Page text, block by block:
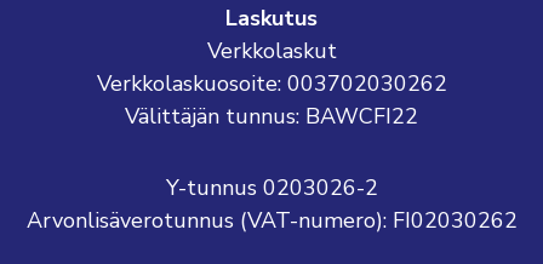
Laskutus
Verkkolaskut
Verkkolaskuosoite: 003702030262
Välittäjän tunnus: BAWCFI22
Y-tunnus 0203026-2
Arvonlisäverotunnus (VAT-numero): FI02030262